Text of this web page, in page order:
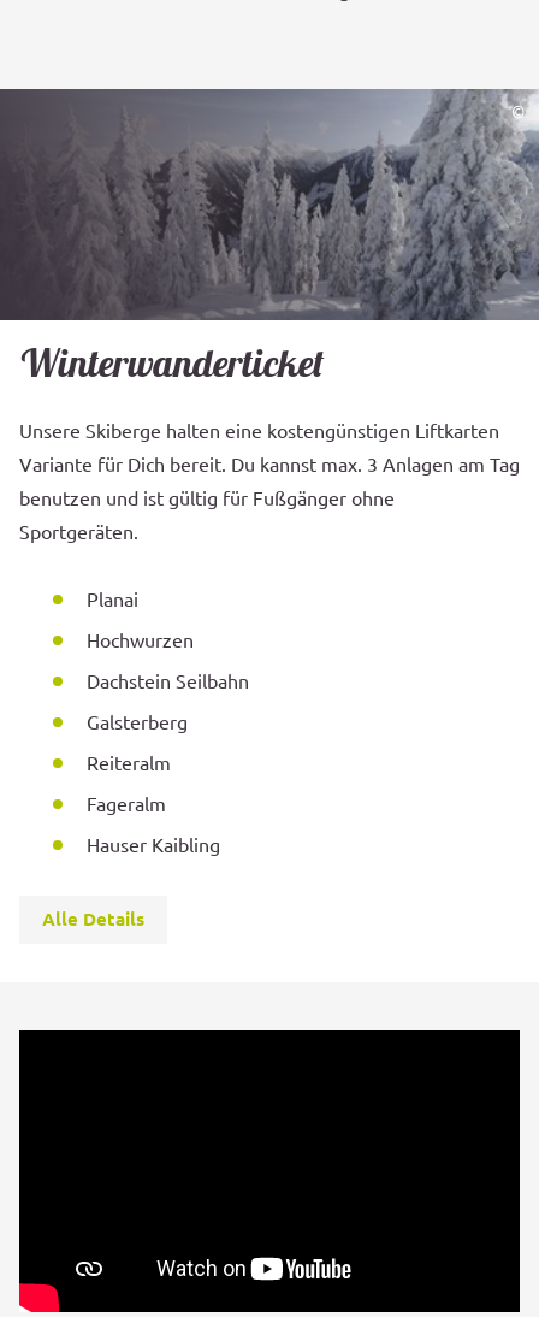
©
Winterwanderticket
Unsere Skiberge halten eine kostengünstigen Liftkarten
Variante für Dich bereit. Du kannst max. 3 Anlagen am Tag
benutzen und ist gültig für Fußgänger ohne
Sportgeräten.
Planai
Hochwurzen
Dachstein Seilbahn
Galsterberg
Reiteralm
Fageralm
Hauser Kaibling
Alle Details